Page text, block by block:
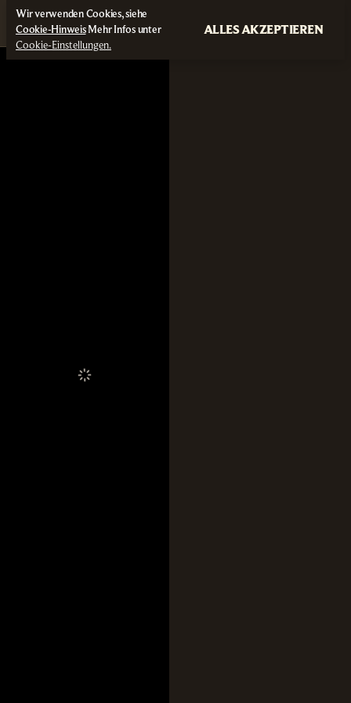
Wir verwenden Cookies, siehe
Cookie-HinweisMehr Infos unter
Cookie-Einstellungen.
ALLES AKZEPTIEREN